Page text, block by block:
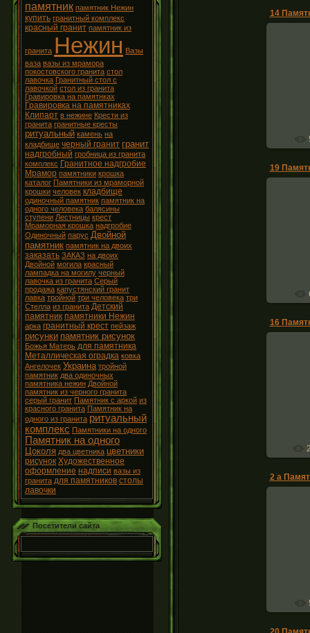
памятник памятник Нежин
купить гранитный комплекс
красный гранит памятник из
гранита Нежин Вазы
ваза вазы из мрамора
покостовского гранита стол
лавочка Гранитный стол с
лавочкой стол из гранита
Гравировка на памятнках
Гравировка на памятниках
Клипарт в нежине Крести из
гранита гранитные кресты
ритуальный камень на
кладбище черный гранит гранит
надгробный гробница из гранита
комплекс Гранитное надгробие
Мрамор памятники крошка
каталог Памятники из мраморной
крошки человек кладбище
одиночный памятник памятник на
одного человека балясины
ступени Лестницы крест
Мраморная крошка надгробие
Одиночный парус Двойной
памятник памятник на двоих
заказать ЗАКАЗ на двоих
Двойной могила красный
лампадка на могилу черный
лавочка из гранита Серый
продажа капустянский гранит
лавка тройной три человека три
Стелла из гранита Детский
памятник памятники Нежин
арка гранитный крест пейзаж
рисунки памятник рисунок
Божья Матерь для памятника
Металлическая оградка ковка
Ангелочек Украина тройной
памятник два одиночных
памятника нежин Двойной
памятник из черного гранита
серый гранит Памятник с аркой из
красного гранита Памятник на
одного из гранита ритуальный
комплекс Памятники на одного
Памятник на одного
Цоколя два цветника цветники
рисунок Художественное
оформление надписи вазы из
гранита для памятников столы
лавочки
Посетители сайта
14
19
16